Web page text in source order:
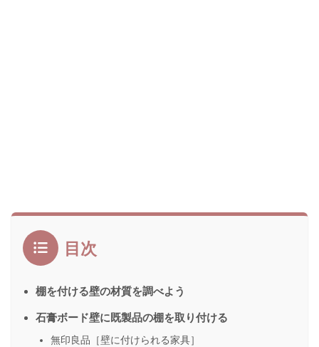
目次
棚を付ける壁の材質を調べよう
石膏ボード壁に既製品の棚を取り付ける
無印良品［壁に付けられる家具］